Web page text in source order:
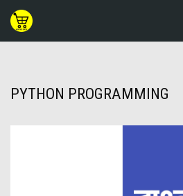
PYTHON PROGRAMMING